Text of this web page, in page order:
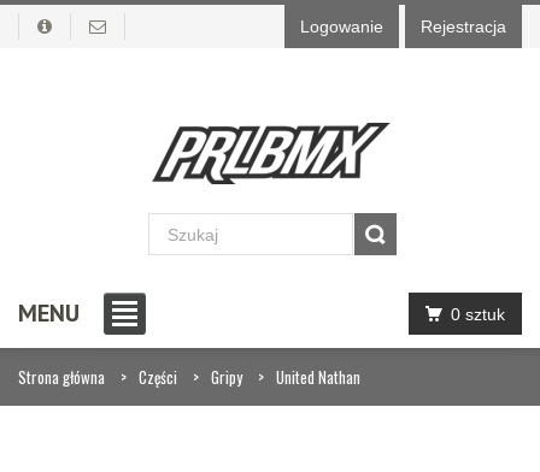
Logowanie Rejestracja
0 sztuk
MENU
Strona główna Części Gripy United Nathan